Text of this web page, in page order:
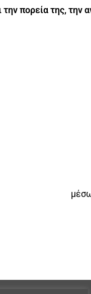
την πορεία της,